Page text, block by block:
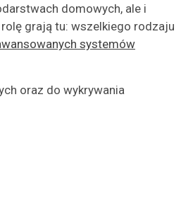
domowych, ale i
rolę grają tu: wszelkiego rodzaju
systemów
oraz do wykrywania